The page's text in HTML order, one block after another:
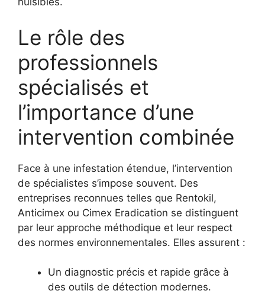
Le rôle des
professionnels
spécialisés et
l’importance d’une
intervention combinée
Face à une infestation étendue, l’intervention
de spécialistes s’impose souvent. Des
entreprises reconnues telles que Rentokil,
Anticimex ou Cimex Eradication se distinguent
par leur approche méthodique et leur respect
des normes environnementales. Elles assurent :
Un diagnostic précis et rapide grâce à
des outils de détection modernes.